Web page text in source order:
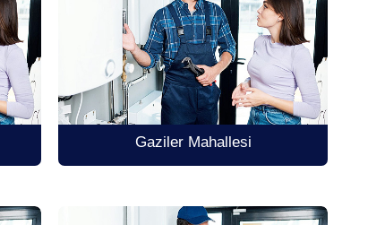
Gaziler Mahallesi